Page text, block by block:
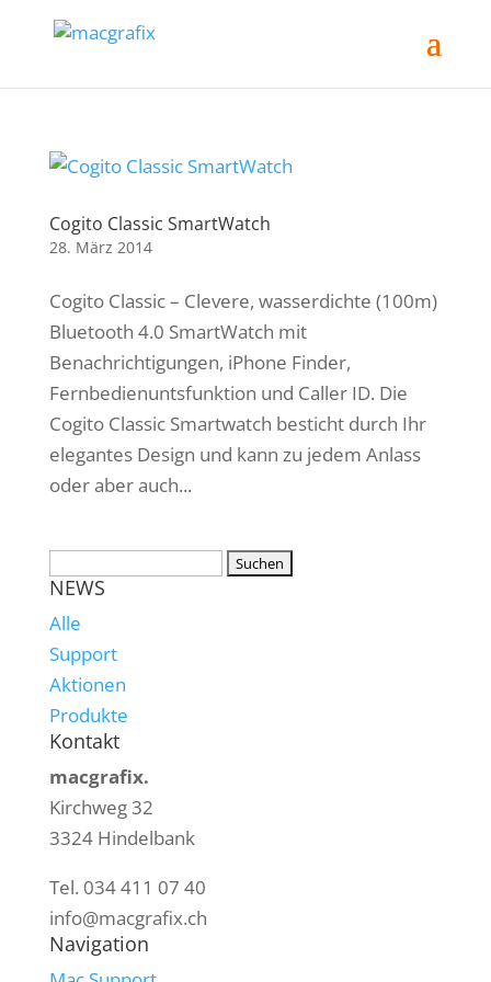
Cogito Classic SmartWatch
28. März 2014
Cogito Classic – Clevere, wasserdichte (100m)
Bluetooth 4.0 SmartWatch mit
Benachrichtigungen, iPhone Finder,
Fernbedienuntsfunktion und Caller ID. Die
Cogito Classic Smartwatch besticht durch Ihr
elegantes Design und kann zu jedem Anlass
oder aber auch...
NEWS
Alle
Support
Aktionen
Produkte
Kontakt
macgrafix.
Kirchweg 32
3324 Hindelbank
Tel. 034 411 07 40
info@macgrafix.ch
Navigation